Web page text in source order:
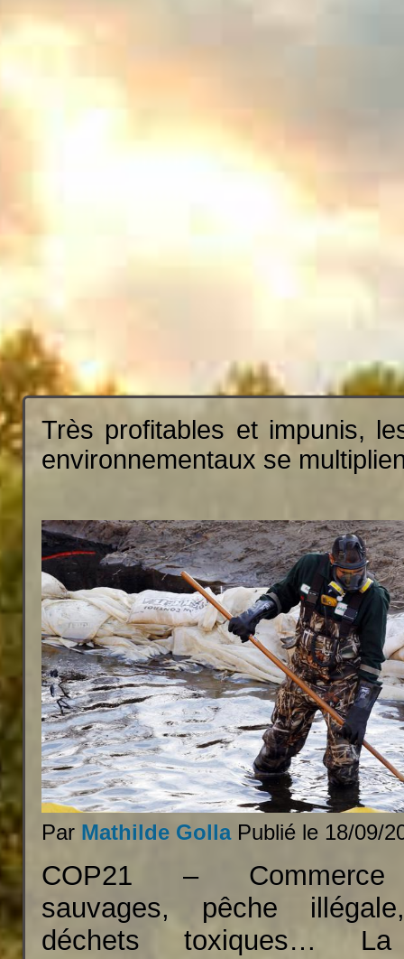
Très profitables et impunis,
environnementaux se
Par Mathilde Golla Publié le 18/09/
COP21 – Commerce
sauvages, pêche
déchets toxiques… La